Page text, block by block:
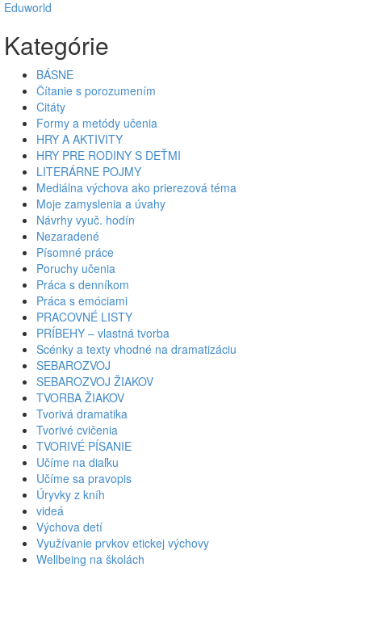
Eduworld
Kategórie
BÁSNE
Čítanie s porozumením
Citáty
Formy a metódy učenia
HRY A AKTIVITY
HRY PRE RODINY S DEŤMI
LITERÁRNE POJMY
Mediálna výchova ako prierezová téma
Moje zamyslenia a úvahy
Návrhy vyuč. hodín
Nezaradené
Písomné práce
Poruchy učenia
Práca s denníkom
Práca s emóciami
PRACOVNÉ LISTY
PRÍBEHY – vlastná tvorba
Scénky a texty vhodné na dramatizáciu
SEBAROZVOJ
SEBAROZVOJ ŽIAKOV
TVORBA ŽIAKOV
Tvorivá dramatika
Tvorivé cvičenia
TVORIVÉ PÍSANIE
Učíme na diaľku
Učíme sa pravopis
Úryvky z kníh
videá
Výchova detí
Využívanie prvkov etickej výchovy
Wellbeing na školách